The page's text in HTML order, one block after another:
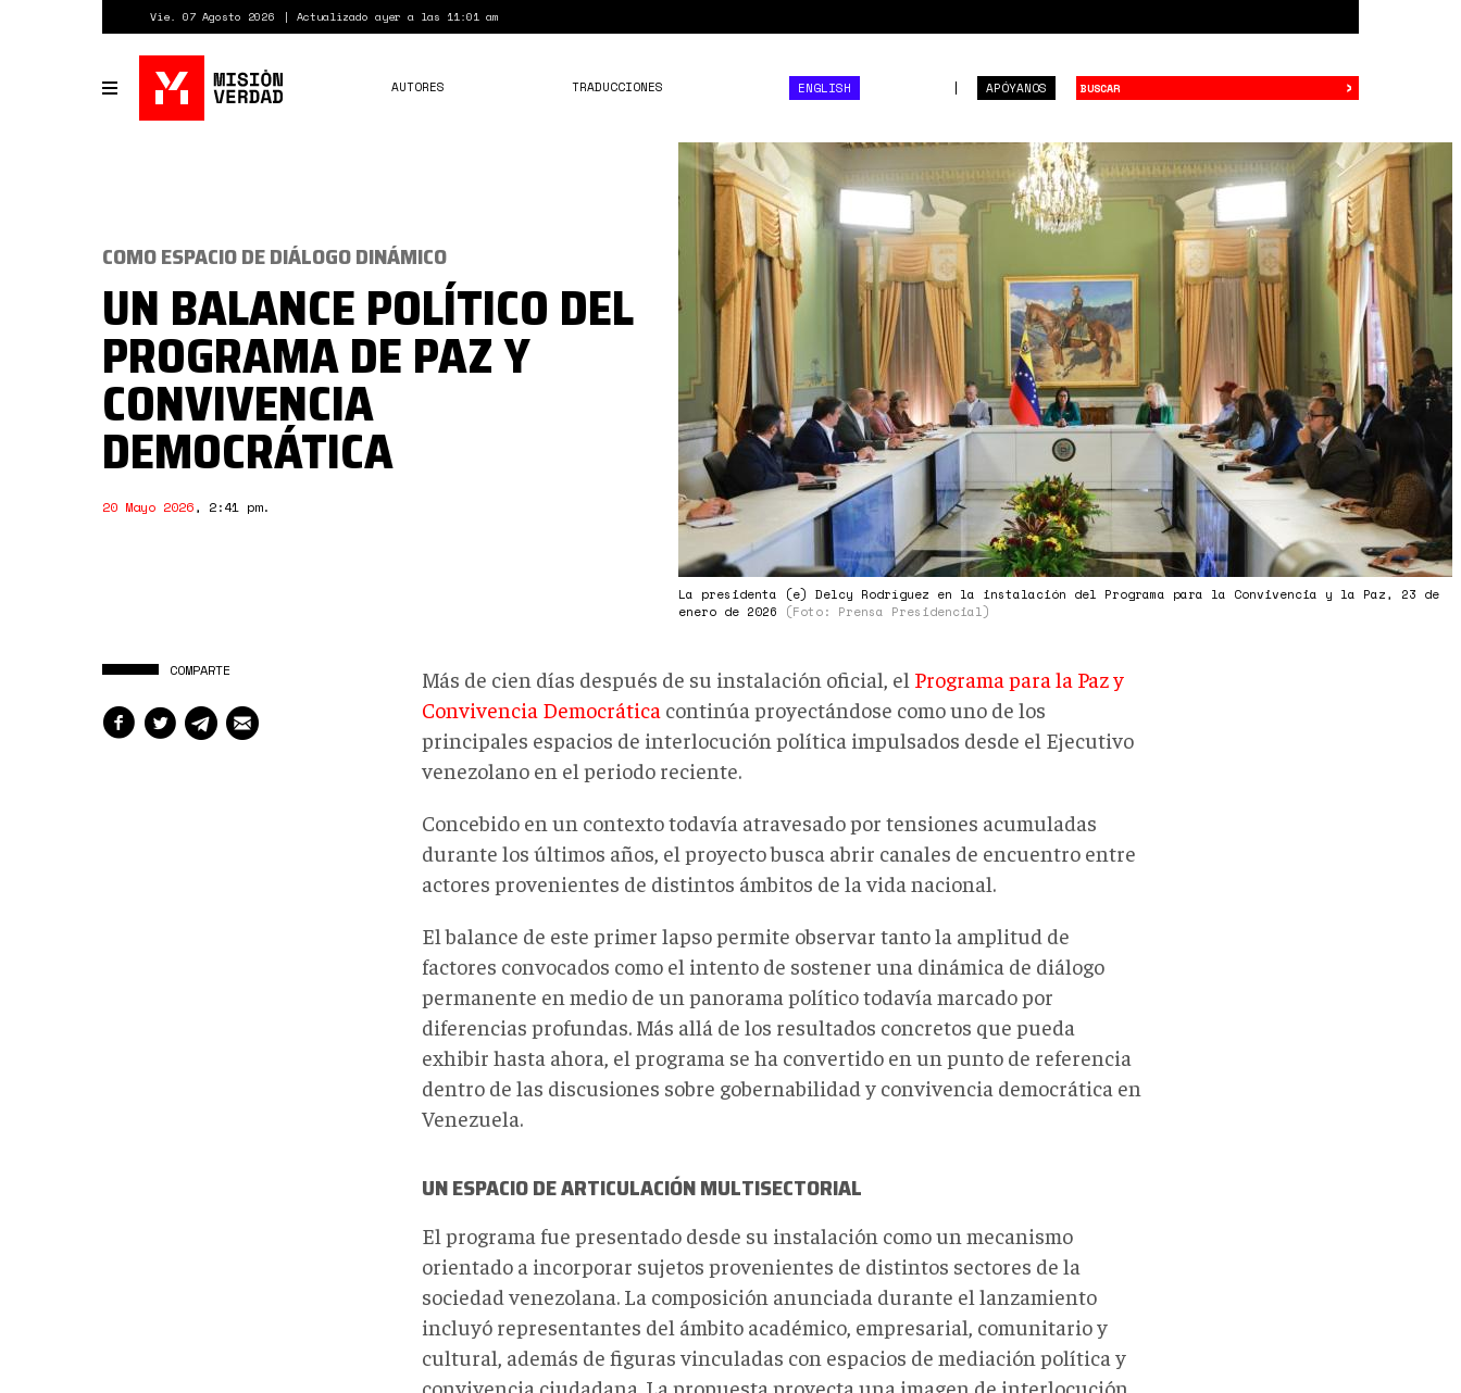
Vie. 07 Agosto 2026 Actualizado ayer a las 11:01 am
Toggle
navigation
APÓYANOS
AUTORES TRADUCCIONES ENGLISH ›
photo_4929241181900705089_w.jpg
La presidenta (e) Delcy Rodríguez en la instalación del Programa para la Convivencia y la Paz, 23 de
enero de 2026
(Foto: Prensa Presidencial)
COMO ESPACIO DE DIÁLOGO DINÁMICO
UN BALANCE POLÍTICO DEL
PROGRAMA DE PAZ Y
CONVIVENCIA
DEMOCRÁTICA
20 Mayo 2026, 2:41 pm.
COMPARTE Más de cien días después de su instalación oficial, el Programa para la Paz y
Convivencia Democrática continúa proyectándose como uno de los
principales espacios de interlocución política impulsados desde el Ejecutivo
venezolano en el periodo reciente.
Concebido en un contexto todavía atravesado por tensiones acumuladas
durante los últimos años, el proyecto busca abrir canales de encuentro entre
actores provenientes de distintos ámbitos de la vida nacional.
El balance de este primer lapso permite observar tanto la amplitud de
factores convocados como el intento de sostener una dinámica de diálogo
permanente en medio de un panorama político todavía marcado por
diferencias profundas. Más allá de los resultados concretos que pueda
exhibir hasta ahora, el programa se ha convertido en un punto de referencia
dentro de las discusiones sobre gobernabilidad y convivencia democrática en
Venezuela.
UN ESPACIO DE ARTICULACIÓN MULTISECTORIAL
El programa fue presentado desde su instalación como un mecanismo
orientado a incorporar sujetos provenientes de distintos sectores de la
sociedad venezolana. La composición anunciada durante el lanzamiento
incluyó representantes del ámbito académico, empresarial, comunitario y
cultural, además de figuras vinculadas con espacios de mediación política y
convivencia ciudadana. La propuesta proyecta una imagen de interlocución